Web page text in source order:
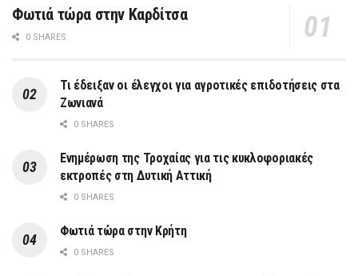
Φωτιά τώρα στην Καρδίτσα
0 SHARES
Τι έδειξαν οι έλεγχοι για αγροτικές επιδοτήσεις στα
Ζωνιανά
0 SHARES
Ενημέρωση της Τροχαίας για τις κυκλοφοριακές
εκτροπές στη Δυτική Αττική
0 SHARES
Φωτιά τώρα στην Κρήτη
0 SHARES